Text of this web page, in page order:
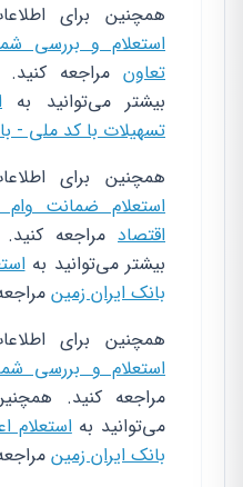
همچنین برای
استعلام و بررسی
تعاون مراجعه
بیشتر می‌توانید به
تسهیلات با کد ملی -
همچنین برای
استعلام ضمانت
اقتصاد مراجعه
بیشتر می‌توانید به
بانک ایران زمین
همچنین برای
استعلام و بررسی
مراجعه کنید.
می‌توانید بهاستعلام
بانک ایران زمین